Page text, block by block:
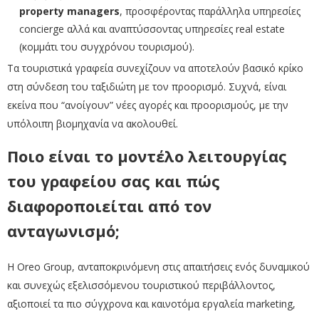
property managers, προσφέροντας παράλληλα υπηρεσίες
concierge αλλά και αναπτύσσοντας υπηρεσίες real estate
(κομμάτι του συγχρόνου τουρισμού).
Τα τουριστικά γραφεία συνεχίζουν να αποτελούν βασικό κρίκο
στη σύνδεση του ταξιδιώτη με τον προορισμό. Συχνά, είναι
εκείνα που “ανοίγουν” νέες αγορές και προορισμούς, με την
υπόλοιπη βιομηχανία να ακολουθεί.
Ποιο είναι το μοντέλο λειτουργίας
του γραφείου σας και πώς
διαφοροποιείται από τον
ανταγωνισμό;
Η Oreo Group, ανταποκρινόμενη στις απαιτήσεις ενός δυναμικού
και συνεχώς εξελισσόμενου τουριστικού περιβάλλοντος,
αξιοποιεί τα πιο σύγχρονα και καινοτόμα εργαλεία marketing,